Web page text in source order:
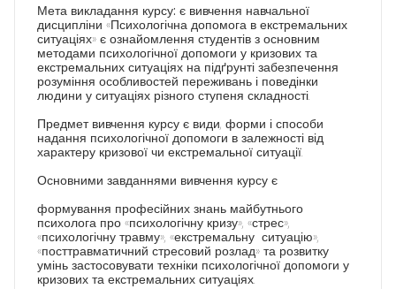
Мета викладання курсу: є вивчення навчальної
дисципліни «Психологічна допомога в екстремальних
ситуаціях» є ознайомлення студентів з основним
методами психологічної допомоги у кризових та
екстремальних ситуаціях на підґрунті забезпечення
розуміння особливостей переживань і поведінки
людини у ситуаціях різного ступеня складності.
Предмет вивчення курсу є види, форми і способи
надання психологічної допомоги в залежності від
характеру кризової чи екстремальної ситуації.
Основними завданнями вивчення курсу є
формування професійних знань майбутнього
психолога про «психологічну кризу», «стрес»,
«психологічну травму», «екстремальну ситуацію»,
«посттравматичний стресовий розлад» та розвитку
умінь застосовувати техніки психологічної допомоги у
кризових та екстремальних ситуаціях.